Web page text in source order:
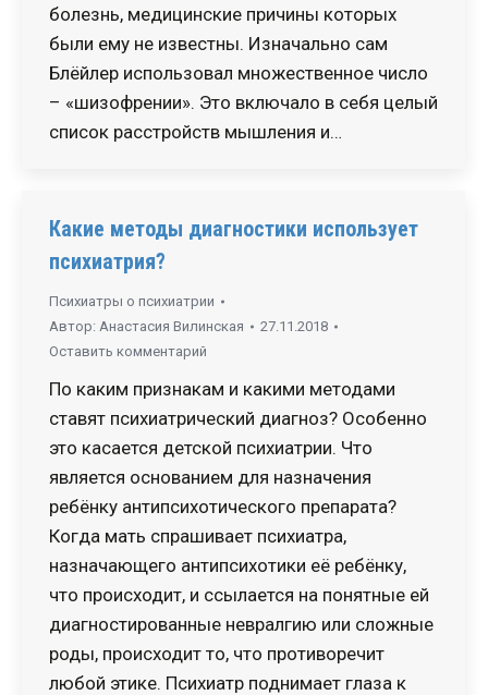
болезнь, медицинские причины которых
были ему не известны. Изначально сам
Блёйлер использовал множественное число
– «шизофрении». Это включало в себя целый
список расстройств мышления и…
Какие методы диагностики использует
психиатрия?
Психиатры о психиатрии
Автор: Анастасия Вилинская
27.11.2018
Оставить комментарий
По каким признакам и какими методами
ставят психиатрический диагноз? Особенно
это касается детской психиатрии. Что
является основанием для назначения
ребёнку антипсихотического препарата?
Когда мать спрашивает психиатра,
назначающего антипсихотики её ребёнку,
что происходит, и ссылается на понятные ей
диагностированные невралгию или сложные
роды, происходит то, что противоречит
любой этике. Психиатр поднимает глаза к